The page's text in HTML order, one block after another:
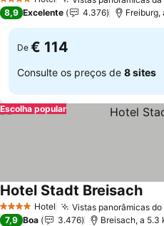
4 Estrelas
8,9 Excelente 4.376 Freiburg,
De € 114
Consulte os preços de 8 sites
Escolha popular
4 EstrelasHotel Vistas panorâmicas
Hotel Stadt BreisachVer
7,9 Boa 3.476 Breisach, a 5.3